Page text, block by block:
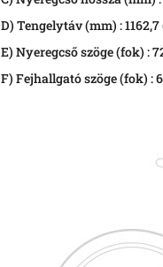
D) Tengelytáv (mm) :
E) Nyeregcső szöge (fok) :
F) Fejhallgató szöge (fok) :